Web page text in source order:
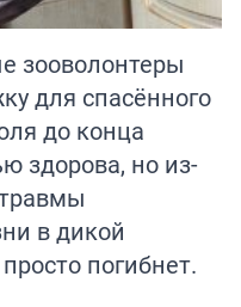
зооволонтеры
для спасённого
до конца
здорова, но из-
в дикой
погибнет.